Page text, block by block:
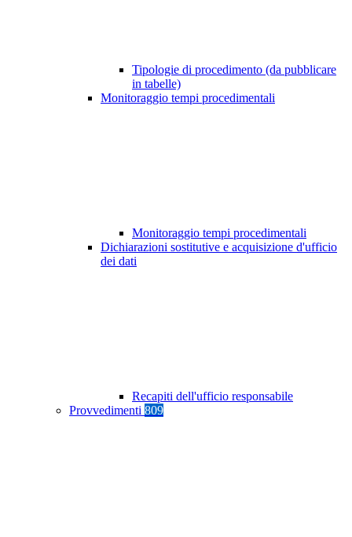
Tipologie di procedimento (da pubblicare
in tabelle)
Monitoraggio tempi procedimentali
Monitoraggio tempi procedimentali
Dichiarazioni sostitutive e acquisizione d'ufficio
dei dati
Recapiti dell'ufficio responsabile
Provvedimenti 809